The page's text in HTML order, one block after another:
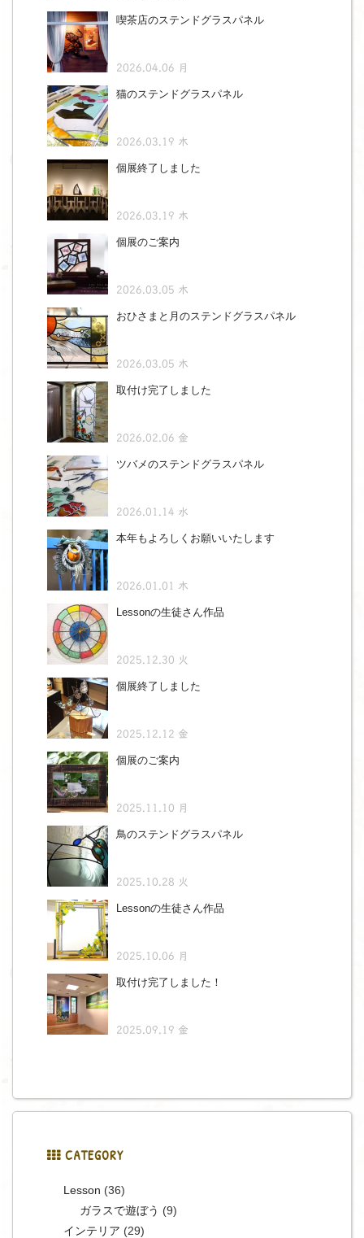
喫茶店のステンドグラスパネル
2026.04.06 月
猫のステンドグラスパネル
2026.03.19 木
個展終了しました
2026.03.19 木
個展のご案内
2026.03.05 木
おひさまと月のステンドグラスパネル
2026.03.05 木
取付け完了しました
2026.02.06 金
ツバメのステンドグラスパネル
2026.01.14 水
本年もよろしくお願いいたします
2026.01.01 木
Lessonの生徒さん作品
2025.12.30 火
個展終了しました
2025.12.12 金
個展のご案内
2025.11.10 月
鳥のステンドグラスパネル
2025.10.28 火
Lessonの生徒さん作品
2025.10.06 月
取付け完了しました！
2025.09.19 金
CATEGORY
Lesson (36)
ガラスで遊ぼう (9)
インテリア (29)